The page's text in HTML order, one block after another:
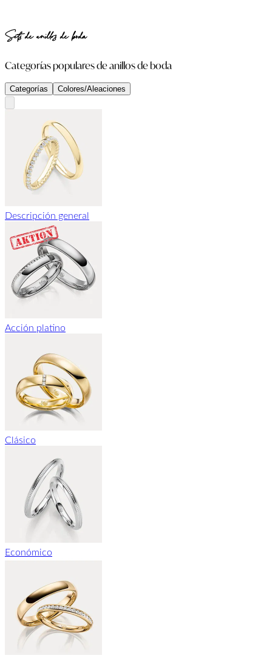
Sets de anillos de boda
Categorías populares de anillos de boda
Categorías Colores/Aleaciones
Descripción general
Acción platino
Clásico
Económico